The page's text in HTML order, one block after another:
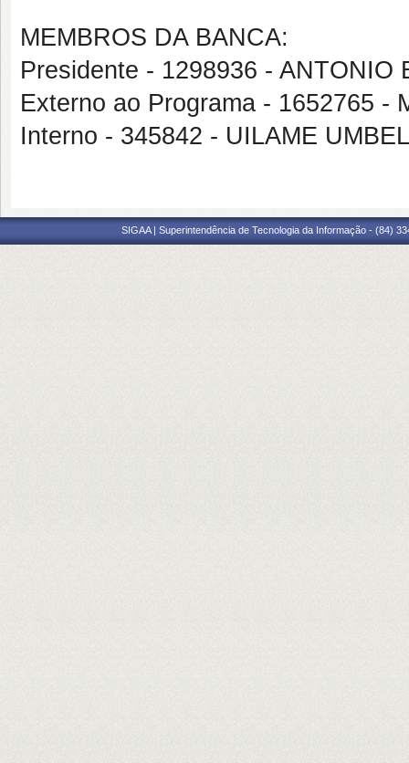
MEMBROS DA BANCA:
Presidente - 1298936 - ANTONIO
Externo ao Programa - 1652765 -
Interno - 345842 - UILAME
SIGAA | Superintendência de Tecnologia da Informação - (84)